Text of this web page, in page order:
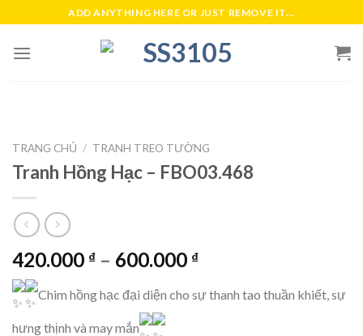
to
content
ADD ANYTHING HERE OR JUST REMOVE IT...
TRANG CHỦ / TRANH TREO TƯỜNG
Tranh Hồng Hạc – FBO03.468
420.000 ₫ – 600.000 ₫
Chim hồng hạc đại diện cho sự thanh tao thuần khiết, sự
hưng thịnh và may mắn